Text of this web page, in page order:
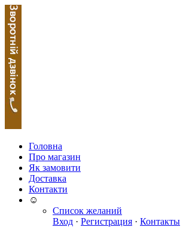
Головна
Про магазин
Як замовити
Доставка
Контакти
☺
Список желаний
Вход · Регистрация · Контакты